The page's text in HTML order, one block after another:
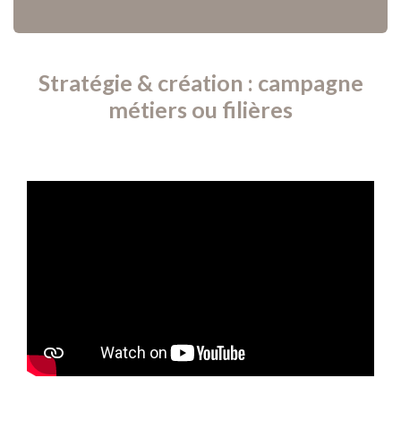
Stratégie & création : campagne
métiers ou filières